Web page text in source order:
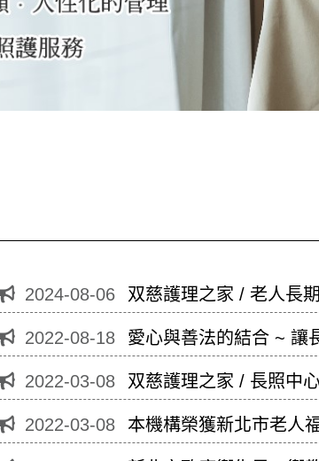
2024-08-06 双慈護理之家 / 老人長
2022-08-18 愛心與善法的結合 ~ 讓
2022-03-08 双慈護理之家 / 長照中
2022-03-08 本機構榮獲新北市老人